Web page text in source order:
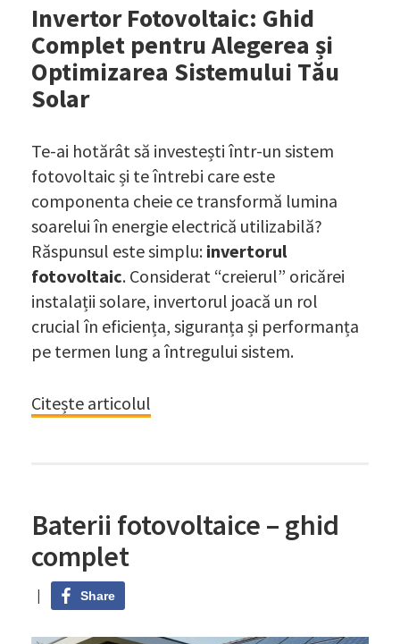
Invertor Fotovoltaic: Ghid
Complet pentru Alegerea și
Optimizarea Sistemului Tău
Solar
Te-ai hotărât să investești într-un sistem
fotovoltaic și te întrebi care este
componenta cheie ce transformă lumina
soarelui în energie electrică utilizabilă?
Răspunsul este simplu: invertorul
fotovoltaic. Considerat “creierul” oricărei
instalații solare, invertorul joacă un rol
crucial în eficiența, siguranța și performanța
pe termen lung a întregului sistem.
Citește articolul
Baterii fotovoltaice – ghid
complet
| Share